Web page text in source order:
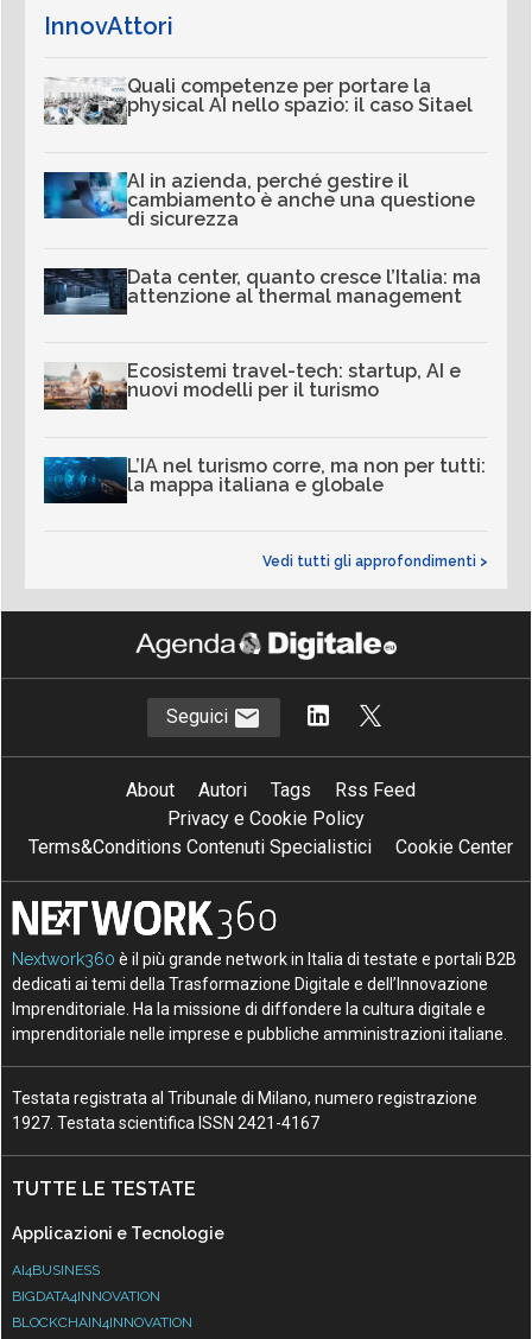
InnovAttori
Quali competenze per portare la
physical AI nello spazio: il caso Sitael
AI in azienda, perché gestire il
cambiamento è anche una questione
di sicurezza
Data center, quanto cresce l’Italia: ma
attenzione al thermal management
Ecosistemi travel-tech: startup, AI e
nuovi modelli per il turismo
L’IA nel turismo corre, ma non per tutti:
la mappa italiana e globale
Vedi tutti gli approfondimenti >
Seguici
About Autori Tags
Rss Feed
Privacy e Cookie Policy
Terms&Conditions Contenuti Specialistici
Cookie Center
Nextwork360 è il più grande network in Italia di testate e portali B2B
dedicati ai temi della Trasformazione Digitale e dell’Innovazione
Imprenditoriale. Ha la missione di diffondere la cultura digitale e
imprenditoriale nelle imprese e pubbliche amministrazioni italiane.
Testata registrata al Tribunale di Milano, numero registrazione
1927. Testata scientifica ISSN 2421-4167
TUTTE LE TESTATE
Applicazioni e Tecnologie
AI4BUSINESS
BIGDATA4INNOVATION
BLOCKCHAIN4INNOVATION